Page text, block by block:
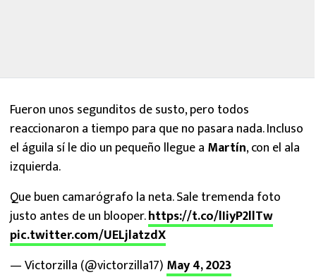
Fueron unos segunditos de susto, pero todos
reaccionaron a tiempo para que no pasara nada. Incluso
el águila sí le dio un pequeño llegue a Martín, con el ala
izquierda.
Que buen camarógrafo la neta. Sale tremenda foto
justo antes de un blooper.https://t.co/lIiyP2llTw
pic.twitter.com/UELjlatzdX
— Victorzilla (@victorzilla17) May 4, 2023